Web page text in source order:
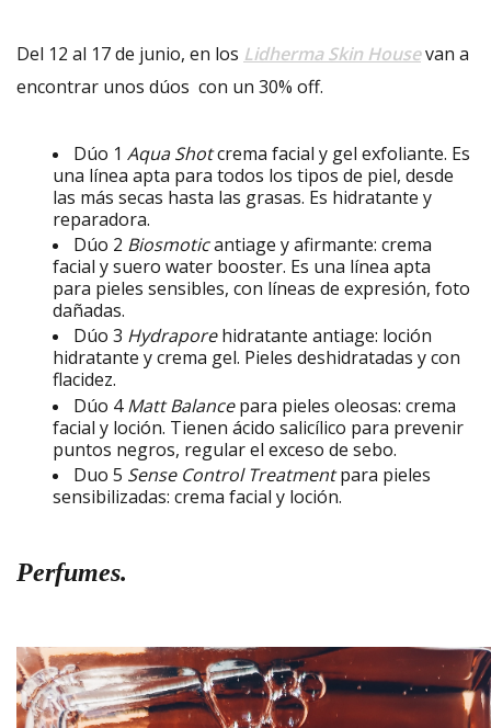
Del 12 al 17 de junio, en los Lidherma Skin Housevan a
encontrar unos dúos con un 30% off.
Dúo 1 Aqua Shotcrema facial y gel exfoliante. Es
una línea apta para todos los tipos de piel, desde
las más secas hasta las grasas. Es hidratante y
reparadora.
Dúo 2 Biosmoticantiage y afirmante: crema
facial y suero water booster. Es una línea apta
para pieles sensibles, con líneas de expresión, foto
dañadas.
Dúo 3 Hydraporehidratante antiage: loción
hidratante y crema gel. Pieles deshidratadas y con
flacidez.
Dúo 4Matt Balancepara pieles oleosas: crema
facial y loción. Tienen ácido salicílico para prevenir
puntos negros, regular el exceso de sebo.
Duo 5 Sense Control Treatmentpara pieles
sensibilizadas: crema facial y loción.
Perfumes.